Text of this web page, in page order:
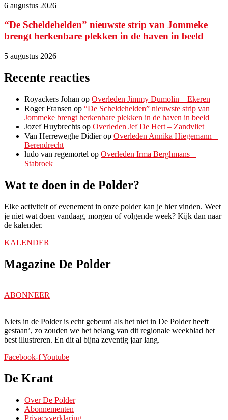
6 augustus 2026
“De Scheldehelden” nieuwste strip van Jommeke
brengt herkenbare plekken in de haven in beeld
5 augustus 2026
Recente reacties
Royackers Johan op Overleden Jimmy Dumolin – Ekeren
Roger Fransen op “De Scheldehelden” nieuwste strip van
Jommeke brengt herkenbare plekken in de haven in beeld
Jozef Huybrechts op Overleden Jef De Hert – Zandvliet
Van Herreweghe Didierop Overleden Annika Hiegemann –
Berendrecht
ludo van regemortel op Overleden Irma Berghmans –
Stabroek
Wat te doen in de Polder?
Elke activiteit of evenement in onze polder kan je hier vinden. Weet
je niet wat doen vandaag, morgen of volgende week? Kijk dan naar
de kalender.
KALENDER
Magazine De Polder
ABONNEER
Niets in de Polder is echt gebeurd als het niet in De Polder heeft
gestaan’, zo zouden we het belang van dit regionale weekblad het
best illustreren. En dit al bijna zeventig jaar lang.
Facebook-fYoutube
De Krant
Over De Polder
Abonnementen